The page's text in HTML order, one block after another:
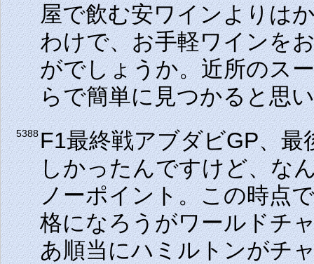
屋で飲む安ワインよりは
わけで、お手軽ワインを
がでしょうか。近所のス
らで簡単に見つかると思
5388F1最終戦アブダビGP、
しかったんですけど、な
ノーポイント。この時点
格になろうがワールドチ
あ順当にハミルトンがチ